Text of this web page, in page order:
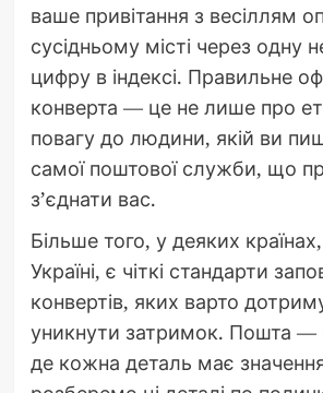
ваше привітання з весіллям
сусідньому місті через одну
цифру в індексі. Правильне
конверта — це не лише про
повагу до людини, якій ви
самої поштової служби, що
з’єднати вас.
Більше того, у деяких
Україні, є чіткі стандарти
конвертів, яких варто
уникнути затримок. Пошта —
де кожна деталь має